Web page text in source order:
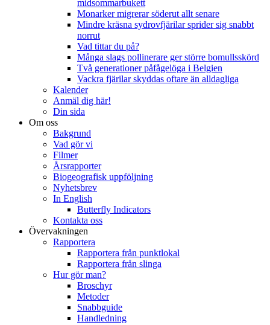
midsommarbukett
Monarker migrerar söderut allt senare
Mindre kräsna sydrovfjärilar sprider sig snabbt
norrut
Vad tittar du på?
Många slags pollinerare ger större bomullsskörd
Två generationer påfågelöga i Belgien
Vackra fjärilar skyddas oftare än alldagliga
Kalender
Anmäl dig här!
Din sida
Om oss
Bakgrund
Vad gör vi
Filmer
Årsrapporter
Biogeografisk uppföljning
Nyhetsbrev
In English
Butterfly Indicators
Kontakta oss
Övervakningen
Rapportera
Rapportera från punktlokal
Rapportera från slinga
Hur gör man?
Broschyr
Metoder
Snabbguide
Handledning